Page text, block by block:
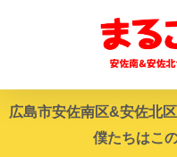
広島市安佐南区&安佐北
僕たちはこ